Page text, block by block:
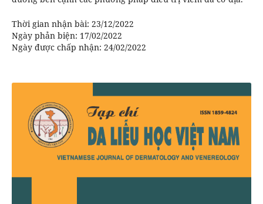
Thời gian nhận bài: 23/12/2022
Ngày phản biện: 17/02/2022
Ngày được chấp nhận: 24/02/2022